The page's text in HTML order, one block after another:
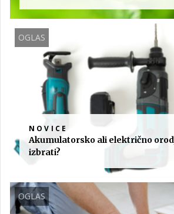
OGLAS
NOVICE
Akumulatorsko ali električno
izbrati?
OGLAS